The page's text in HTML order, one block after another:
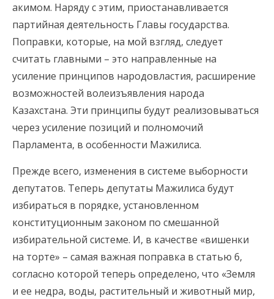
акимом. Наряду с этим, приостанавливается
партийная деятельность Главы государства.
Поправки, которые, на мой взгляд, следует
считать главными – это направленные на
усиление принципов народовластия, расширение
возможностей волеизъявления народа
Казахстана. Эти принципы будут реализовываться
через усиление позиций и полномочий
Парламента, в особенности Мажилиса.
Прежде всего, изменения в системе выборности
депутатов. Теперь депутаты Мажилиса будут
избираться в порядке, установленном
конституционным законом по смешанной
избирательной системе. И, в качестве «вишенки
на торте» – самая важная поправка в статью 6,
согласно которой теперь определено, что «Земля
и ее недра, воды, растительный и животный мир,